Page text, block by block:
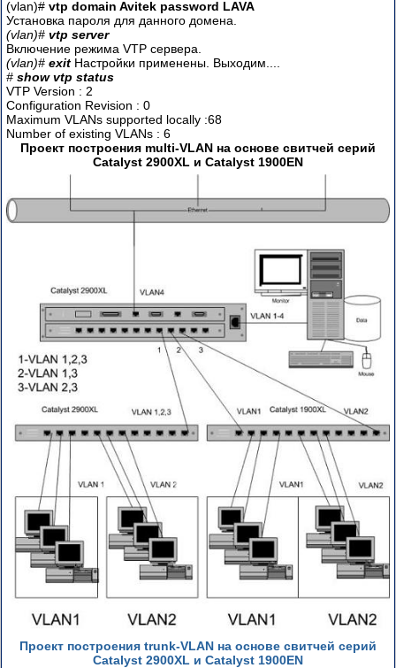
(vlan)# vtp domain Avitek password LAVA
Установка пароля для данного домена.
(vlan)# vtp server
Включение режима VTP сервера.
(vlan)# exit Настройки применены. Выходим....
# show vtp status
VTP Version : 2
Configuration Revision : 0
Maximum VLANs supported locally :68
Number of existing VLANs : 6
Пpоект построения multi-VLAN на основе свитчей серий
Catalyst 2900XL и Catalyst 1900EN
Пpоект построения trunk-VLAN на основе свитчей серий
Catalyst 2900XL и Catalyst 1900EN